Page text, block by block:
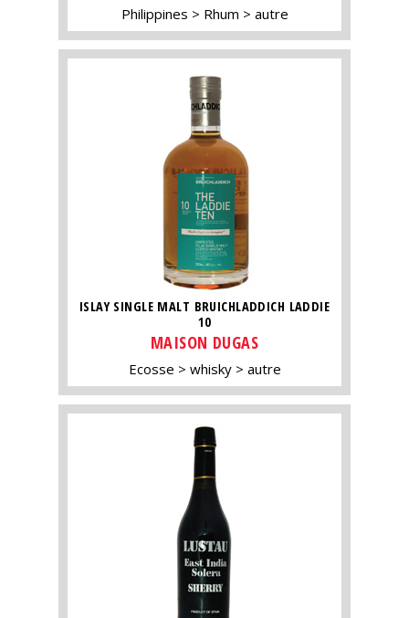
Philippines Rhum autre
ISLAY SINGLE MALT BRUICHLADDICH LADDIE
10
MAISON DUGAS
Ecosse whisky autre